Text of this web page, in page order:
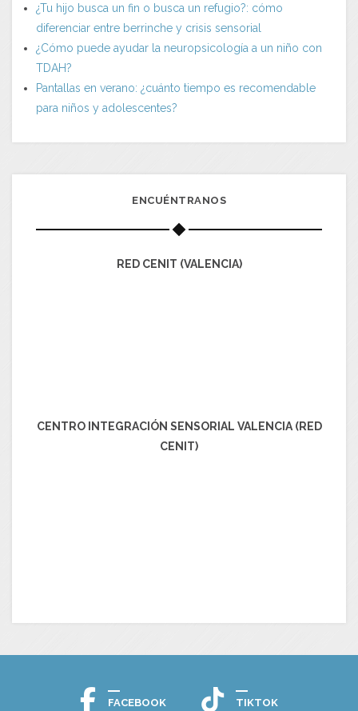
¿Tu hijo busca un fin o busca un refugio?: cómo
diferenciar entre berrinche y crisis sensorial
¿Cómo puede ayudar la neuropsicología a un niño con
TDAH?
Pantallas en verano: ¿cuánto tiempo es recomendable
para niños y adolescentes?
ENCUÉNTRANOS
RED CENIT (VALENCIA)
CENTRO INTEGRACIÓN SENSORIAL VALENCIA (RED
CENIT)
FACEBOOK TIKTOK